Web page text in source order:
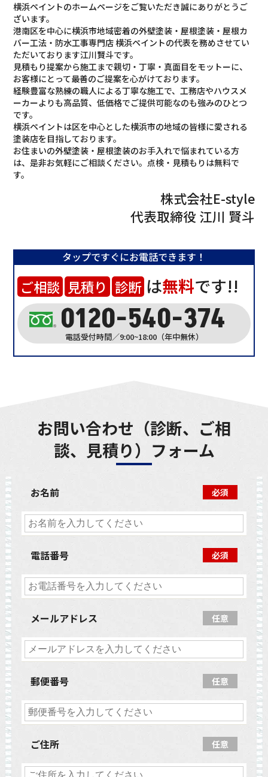
横浜ペイントのホームページをご覧いただき誠にありがとうご
ざいます。
港南区を中心に横浜市地域密着の外壁塗装・屋根塗装・屋根カ
バー工法・防水工事専門店 横浜ペイントの代表を務めさせてい
ただいております江川賢斗です。
見積もり提案から施工まで親切・丁寧・真面目をモットーに、
お客様にとって最善のご提案を心がけております。
経験豊富な熟練の職人による丁寧な施工で、工務店やハウスメ
ーカーよりも高品質、低価格でご提供可能なのも強みのひとつ
です。
横浜ペイントは区を中心とした横浜市の地域の皆様に愛される
塗装店を目指しております。
お住まいの外壁塗装・屋根塗装のお手入れで悩まれている方
は、是非お気軽にご相談ください。点検・見積もりは無料で
す。
株式会社E-style
代表取締役 江川 賢斗
タップですぐにお電話できます！
ご相談 見積り 診断 は無料です!!
0120-540-374
電話受付時間／9:00~18:00（年中無休）
お問い合わせ（診断、ご相
談、見積り）フォーム
お名前 必須
電話番号 必須
メールアドレス 任意
郵便番号 任意
ご住所 任意